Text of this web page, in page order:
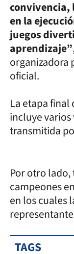
en la
juegos
aprendizaje”
organizadora
oficial.
La etapa final
incluye
transmitida
Por otro
campeones
en los cuales
TAGS